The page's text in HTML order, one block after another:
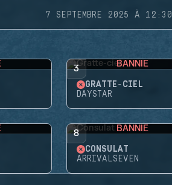
7 SEPTEMBRE 2025 À 12:30
3 BANNIE
GRATTE-CIEL
DAYSTAR
8 BANNIE
CONSULAT
ARRIVALSEVEN